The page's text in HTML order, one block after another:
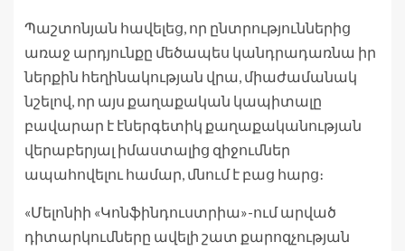
Պաշտոնյան հավելեց, որ ընտրություններից
առաջ արդյունքը մեծապես կանդրադառնա իր
ներքին հեղինակության վրա, միաժամանակ
նշելով, որ այս քաղաքական կապիտալը
բավարար է էներգետիկ քաղաքականության
վերաբերյալ իմաստալից զիջումներ
ապահովելու համար, մնում է բաց հարց։
«Մելոնիի «Կոնֆինդուստրիա»-ում արված
դիտարկումները ավելի շատ քարոզչության